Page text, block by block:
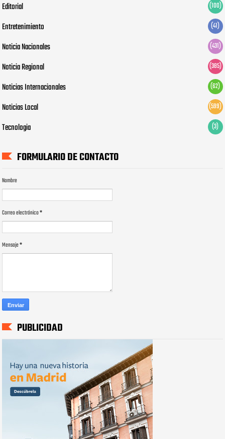
Editorial (100)
Entretenimiento (41)
Noticia Nacionales (431)
Noticia Regional (385)
Noticias Internacionales (62)
Noticias Local (599)
Tecnologia (3)
FORMULARIO DE CONTACTO
Nombre
Correo electrónico*
Mensaje*
PUBLICIDAD